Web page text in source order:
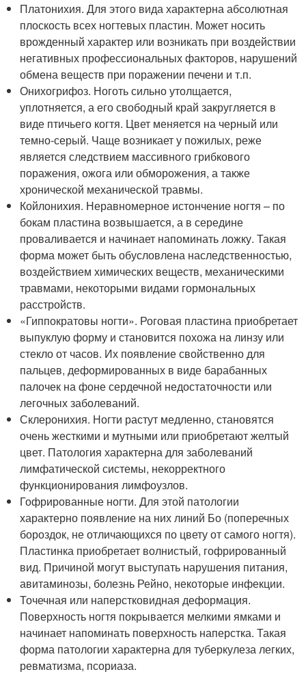
Платонихия. Для этого вида характерна абсолютная
плоскость всех ногтевых пластин. Может носить
врожденный характер или возникать при воздействии
негативных профессиональных факторов, нарушений
обмена веществ при поражении печени и т.п.
Онихогрифоз. Ноготь сильно утолщается,
уплотняется, а его свободный край закругляется в
виде птичьего когтя. Цвет меняется на черный или
темно-серый. Чаще возникает у пожилых, реже
является следствием массивного грибкового
поражения, ожога или обморожения, а также
хронической механической травмы.
Койлонихия. Неравномерное истончение ногтя – по
бокам пластина возвышается, а в середине
проваливается и начинает напоминать ложку. Такая
форма может быть обусловлена наследственностью,
воздействием химических веществ, механическими
травмами, некоторыми видами гормональных
расстройств.
«Гиппократовы ногти». Роговая пластина приобретает
выпуклую форму и становится похожа на линзу или
стекло от часов. Их появление свойственно для
пальцев, деформированных в виде барабанных
палочек на фоне сердечной недостаточности или
легочных заболеваний.
Склеронихия. Ногти растут медленно, становятся
очень жесткими и мутными или приобретают желтый
цвет. Патология характерна для заболеваний
лимфатической системы, некорректного
функционирования лимфоузлов.
Гофрированные ногти. Для этой патологии
характерно появление на них линий Бо (поперечных
бороздок, не отличающихся по цвету от самого ногтя).
Пластинка приобретает волнистый, гофрированный
вид. Причиной могут выступать нарушения питания,
авитаминозы, болезнь Рейно, некоторые инфекции.
Точечная или наперстковидная деформация.
Поверхность ногтя покрывается мелкими ямками и
начинает напоминать поверхность наперстка. Такая
форма патологии характерна для туберкулеза легких,
ревматизма, псориаза.